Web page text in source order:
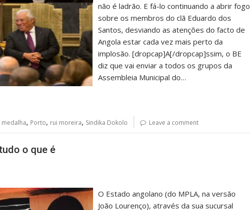
não é ladrão. E fá-lo continuando a abrir fogo
sobre os membros do clã Eduardo dos
Santos, desviando as atenções do facto de
Angola estar cada vez mais perto da
implosão. [dropcap]A[/dropcap]ssim, o BE
diz que vai enviar a todos os grupos da
Assembleia Municipal do…
medalha, Porto, rui moreira, Sindika Dokolo Leave a comment
o que é
O Estado angolano (do MPLA, na versão
João Lourenço), através da sua sucursal